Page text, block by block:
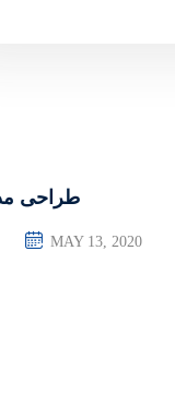
طراحی مد
MAY 13, 2020